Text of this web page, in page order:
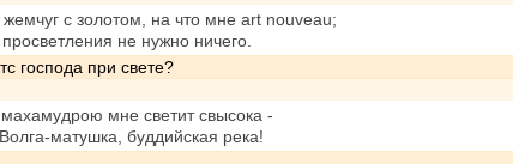
с золотом, на что мне art nouveau;
не нужно ничего.
господа при свете?
мне светит свысока -
матушка, буддийская река!